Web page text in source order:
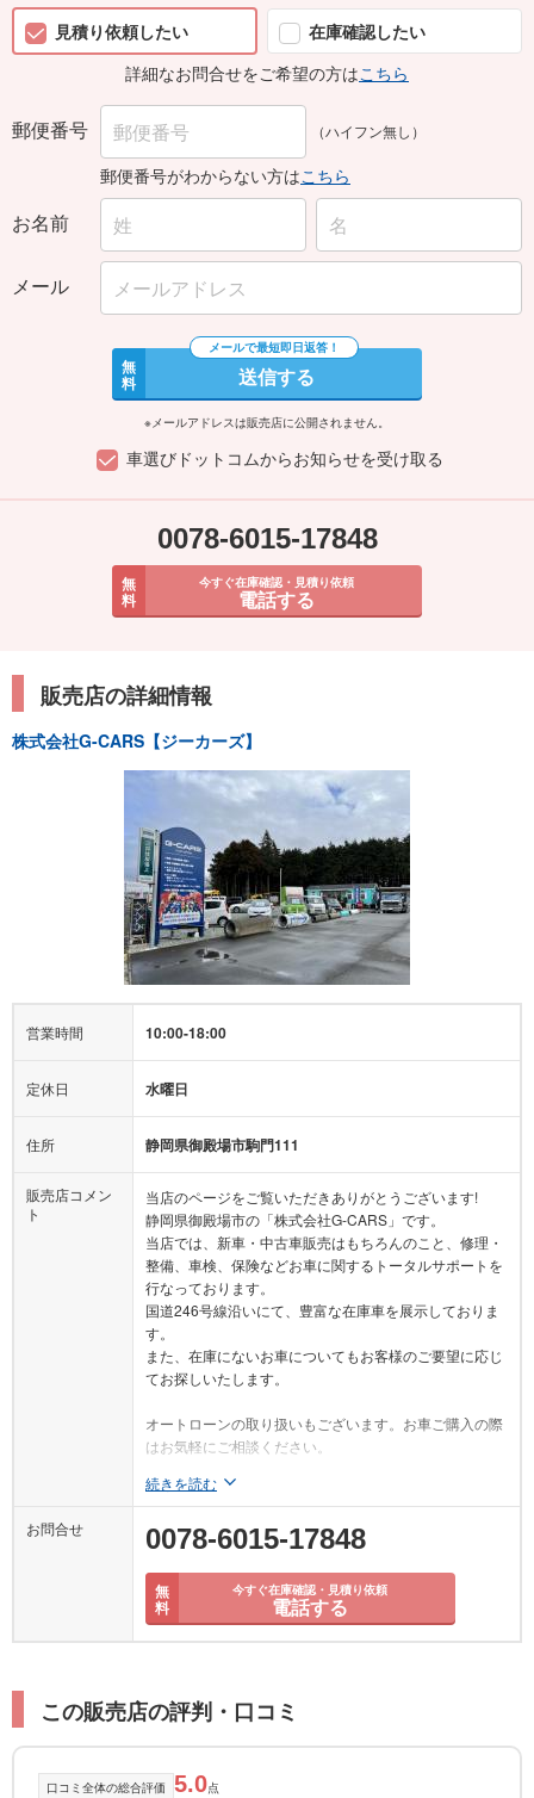
見積り依頼したい
在庫確認したい
詳細なお問合せをご希望の方はこちら
郵便番号 （ハイフン無し）
郵便番号がわからない方はこちら
お名前
メール
無
料 送信する
※メールアドレスは販売店に公開されません。
車選びドットコムからお知らせを受け取る
0078-6015-17848
無
料
今すぐ在庫確認・見積り依頼
電話する
販売店の詳細情報
株式会社G-CARS【ジーカーズ】
営業時間 10:00-18:00
定休日 水曜日
住所 静岡県御殿場市駒門111
販売店コメン
ト
当店のページをご覧いただきありがとうございます!
静岡県御殿場市の「株式会社G-CARS」です。
当店では、新車・中古車販売はもちろんのこと、修理・
整備、車検、保険などお車に関するトータルサポートを
行なっております。
国道246号線沿いにて、豊富な在庫車を展示しておりま
す。
また、在庫にないお車についてもお客様のご要望に応じ
てお探しいたします。
オートローンの取り扱いもございます。お車ご購入の際
はお気軽にご相談ください。
続きを読む
お問合せ 0078-6015-17848
無
料
今すぐ在庫確認・見積り依頼
電話する
この販売店の評判・口コミ
口コミ全体の総合評価 5.0点